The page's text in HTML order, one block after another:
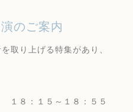
のご案内
取り上げる特集があり、
１８：１５～１８：５５